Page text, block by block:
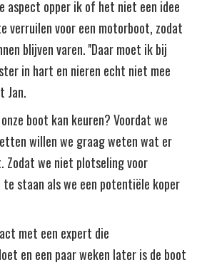
aspect opper ik of het niet een idee
verruilen voor een motorboot, zodat
blijven varen. ''Daar moet ik bij
in hart en nieren echt niet mee
Jan.
boot kan keuren? Voordat we
willen we graag weten wat er
Zodat we niet plotseling voor
te staan als we een potentiële koper
met een expert die
en een paar weken later is de boot